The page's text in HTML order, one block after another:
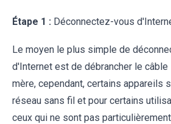
Étape 1 : Déconnectez-vous
Le moyen le plus simple de
d'Internet est de débrancher le câble
mère, cependant, certains appareils
réseau sans fil et pour certains
ceux qui ne sont pas